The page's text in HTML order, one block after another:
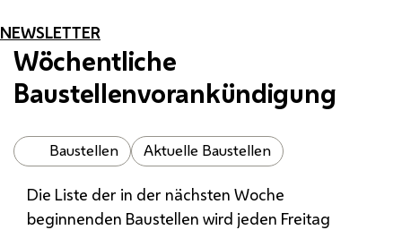
NEWSLETTER
Wöchentliche
Baustellenvorankündigung
Baustellen Aktuelle Baustellen
Die Liste der in der nächsten Woche
beginnenden Baustellen wird jeden Freitag